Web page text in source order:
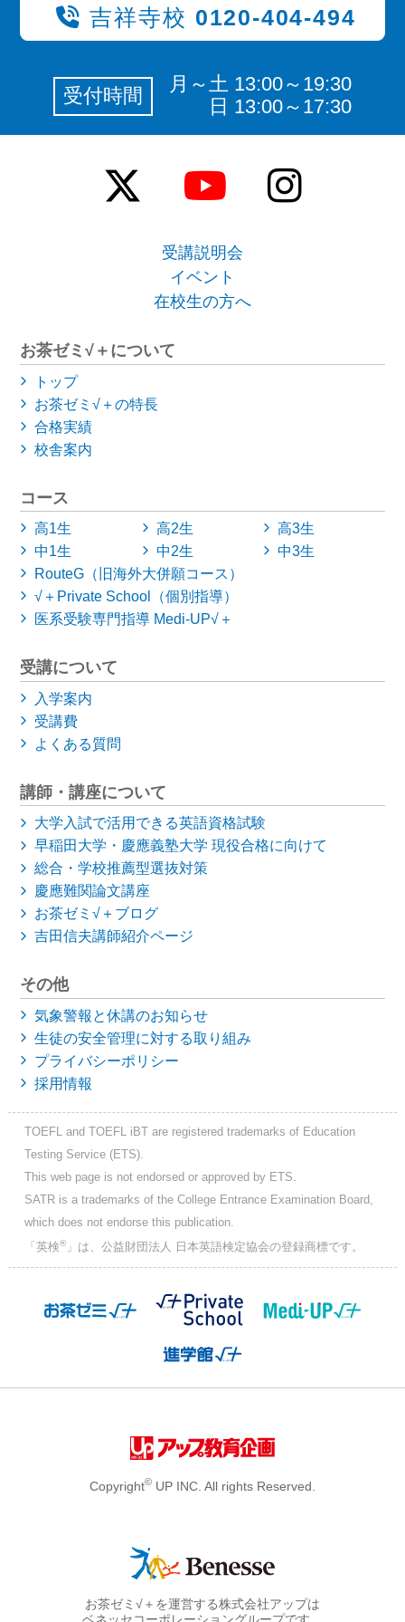
吉祥寺校 0120-404-494
受付時間
月～土 13:00～19:30
日 13:00～17:30
受講説明会
イベント
在校生の方へ
お茶ゼミ√＋について
トップ
お茶ゼミ√＋の特長
合格実績
校舎案内
コース
高1生 高2生
高3生
中1生
中2生
中3生
RouteG（旧海外大併願コース）
√＋Private School（個別指導）
医系受験専門指導 Medi-UP√＋
受講について
入学案内
受講費
よくある質問
講師・講座について
大学入試で活用できる英語資格試験
早稲田大学・慶應義塾大学現役合格に向けて
総合・学校推薦型選抜対策
慶應難関論文講座
お茶ゼミ√＋ブログ
吉田信夫講師紹介ページ
その他
気象警報と休講のお知らせ
生徒の安全管理に対する取り組み
プライバシーポリシー
採用情報
TOEFL and TOEFL iBT are registered trademarks of Education
Testing Service (ETS).
This web page is not endorsed or approved by ETS.
SATR is a trademarks of the College Entrance Examination Board,
which does not endorse this publication.
「英検®」は、公益財団法人 日本英語検定協会の登録商標です。
Copyright© UP INC. All rights Reserved.
お茶ゼミ√＋を運営する株式会社アップは
ベネッセコーポレーショングループです。